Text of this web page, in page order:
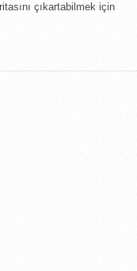
çıkartabilmek için